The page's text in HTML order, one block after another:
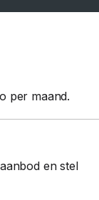
per maand.
en stel